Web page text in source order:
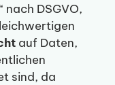
nach DSGVO,
auf Daten,
sind, da